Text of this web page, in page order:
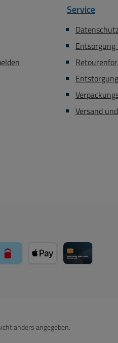
Service
Versand
anders angegeben.